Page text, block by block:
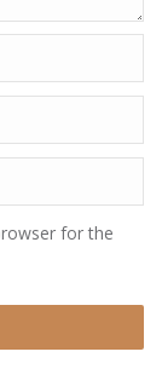
for the